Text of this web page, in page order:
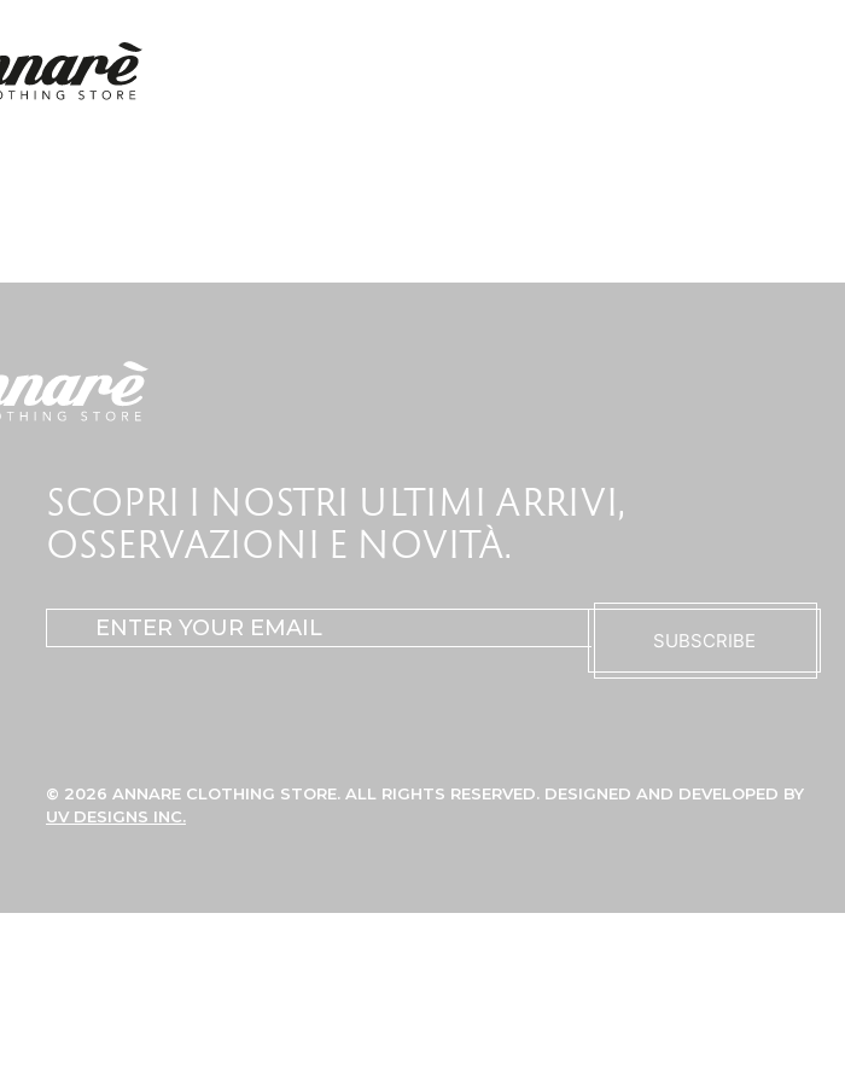
SCOPRI I NOSTRI ULTIMI ARRIVI,
OSSERVAZIONI E NOVITÀ.
(Required)
© 2026 ANNARE CLOTHING STORE. ALL RIGHTS RESERVED. DESIGNED AND DEVELOPED BY
UV DESIGNS INC.